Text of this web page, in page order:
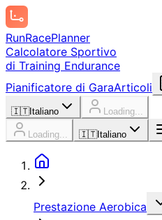
RunRacePlanner
Calcolatore Sportivo
di Training Endurance
Pianificatore di GaraArticoli
🇮🇹Italiano Loading...
Loading... 🇮🇹Italiano
Prestazione Aerobica